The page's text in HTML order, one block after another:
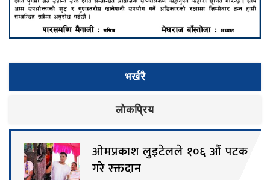
भर्खरै
लाेकप्रिय
ओमप्रकाश लुइटेलले १०६ औं पटक
गरे रक्तदान